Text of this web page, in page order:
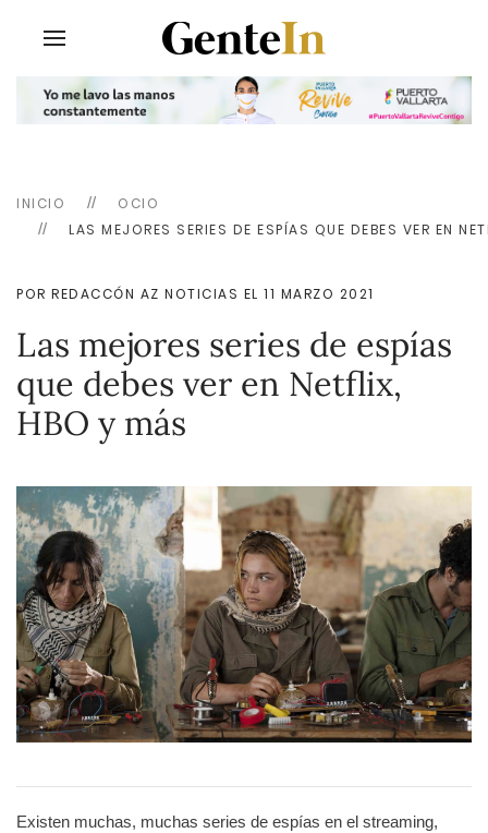
INICIO
OCIO
LAS MEJORES SERIES DE ESPÍAS QUE DEBES VER EN
POR REDACCÓN AZ NOTICIAS EL 11 MARZO 2021
Las mejores series de espías
que debes ver en Netflix,
HBO y más
Existen muchas, muchas series de espías en el streaming,